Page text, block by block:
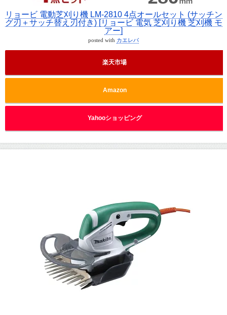
リョービ 電動芝刈り機 LM-2810 4点オールセット (サッチン
グ刃＋サッチ替え刃付き) [リョービ 電気 芝刈り機 芝刈機 モ
アー]
posted with カエレバ
楽天市場
Amazon
Yahooショッピング